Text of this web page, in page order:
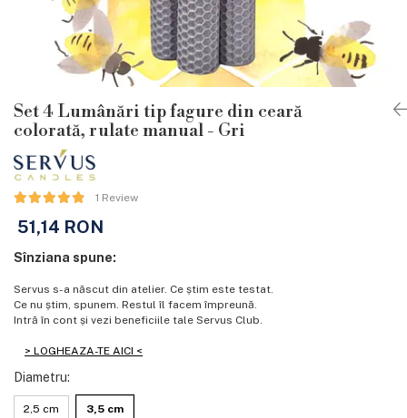
Set 4 Lumânări tip fagure din ceară
colorată, rulate manual - Gri
1 Review
51,14 RON
Sînziana spune:
Servus s-a născut din atelier. Ce știm este testat.
Ce nu știm, spunem. Restul îl facem împreună.
Intră în cont și vezi beneficiile tale Servus Club.
> LOGHEAZA-TE AICI <
Diametru:
2,5 cm 3,5 cm